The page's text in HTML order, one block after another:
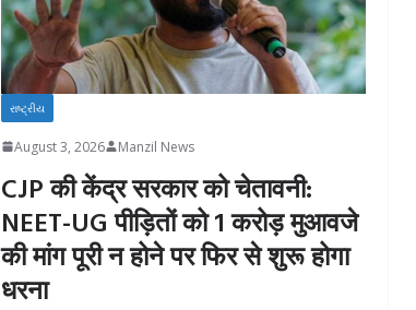
રાષ્ટ્રીય
August 3, 2026 Manzil News
CJP की केंद्र सरकार को चेतावनी:
NEET-UG पीड़ितों को 1 करोड़ मुआवजे
की मांग पूरी न होने पर फिर से शुरू होगा
धरना